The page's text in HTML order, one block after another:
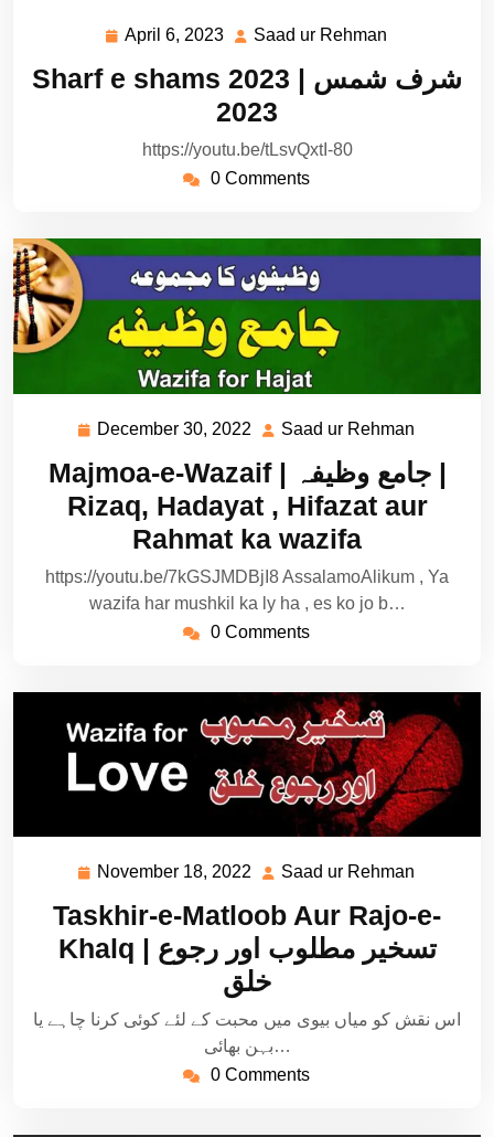
April 6, 2023 April
2023
Saad ur Rehman
Rehman
Sharf e shams 2023 | شرف شمس
2023
https://youtu.be/tLsvQxtI-80
0 Comments
December 30, 2022 December
2022
Saad ur Rehman
Rehman
Majmoa-e-Wazaif | جامع وظیفہ |
Rizaq, Hadayat , Hifazat aur
Rahmat ka wazifa
https://youtu.be/7kGSJMDBjI8 AssalamoAlikum , Ya
wazifa har mushkil ka ly ha , es ko jo b…
0 Comments
November 18, 2022 November
2022
Saad ur Rehman
Rehman
Taskhir-e-Matloob Aur Rajo-e-
Khalq | تسخیر مطلوب اور رجوع
خلق
اس نقش کو میاں بیوی میں محبت کے لئے کوئی کرنا چاہے یا
بہن بھائی…
0 Comments